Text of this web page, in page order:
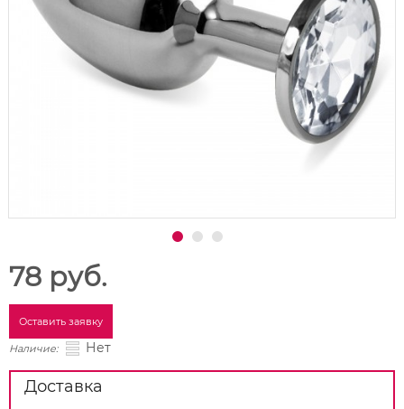
78 руб.
Оставить заявку
Наличие: Нет
Доставка